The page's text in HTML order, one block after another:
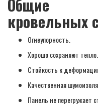
Общие
кровельных
Огнеупорность.
Хорошо сохраняют тепло.
Стойкость к
Качественная
Панель не перегружает